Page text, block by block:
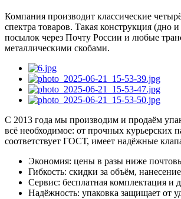
Компания производит классические
спектра товаров. Такая конструкция
посылок через Почту России и любые
металлическими скобами.
С 2013 года мы производим и продаём
всё необходимое: от прочных курьерских
соответствует ГОСТ, имеет надёжные
Экономия: цены в разы ниже
Гибкость: скидки за объём,
Сервис: бесплатная комплектация
Надёжность: упаковка защищает от